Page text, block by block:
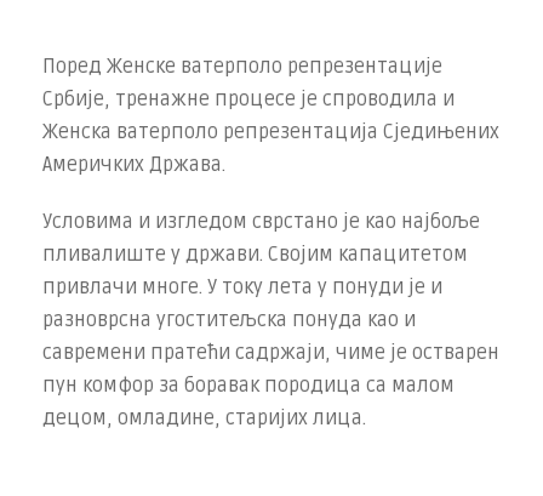
Поред Женске ватерполо репрезентације
Србије, тренажне процесе је спроводила и
Женска ватерполо репрезентација Сједињених
Америчких Држава.
Условима и изгледом сврстано је као најбоље
пливалиште у држави. Својим капацитетом
привлачи многе. У току лета у понуди је и
разноврсна угоститељска понуда као и
савремени пратећи садржаји, чиме је остварен
пун комфор за боравак породица са малом
децом, омладине, старијих лица.